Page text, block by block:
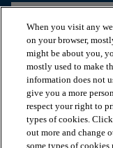
OUTILS UTILES
NOS SERVICES
When you visit any
on your browser,
might be about you,
mostly used to make
information does not
give you a more
respect your right to
types of cookies.
out more and change
some types of